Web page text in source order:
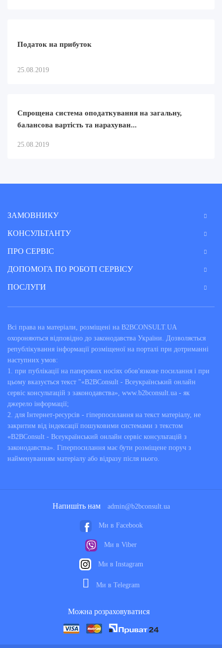
Податок на прибуток
25.08.2019
Спрощена система оподаткування на загальну,
балансова вартість та нарахуван...
25.08.2019
ЗАМОВНИКУ
КОНСУЛЬТАНТУ
ПРО СЕРВІС
ДОПОМОГА ПО РОБОТІ СЕРВІСУ
ПОСЛУГИ
Всі права на матеріали, розміщені на B2BCONSULT.UA
охороняються відповідно до законодавства України. Дозволяється
републікування інформації розміщеної на порталі при дотриманні
наступних умов:
1. при публікації на паперових носіях обов'язкове посилання і при
цьому вказується текст "«B2BConsult - Всеукраїнський онлайн
сервіс консультацій з законодавства», www.b2bconsult.ua - як
джерело інформації;
2. для Інтернет-ресурсів - гіперпосилання на текст матеріалу, не
закритим від індексації пошуковими системами з текстом
«B2BConsult - Всеукраїнський онлайн сервіс консультацій з
законодавства». Гіперпосилання має бути розміщене поруч з
найменуванням матеріалу або відразу після нього.
Напишіть нам admin@b2bconsult.ua
Ми в Facebook
Ми в Viber
Ми в Instagram
Ми в Telegram
Можна розраховуватися